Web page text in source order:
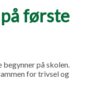
første
på skolen.
for trivsel og